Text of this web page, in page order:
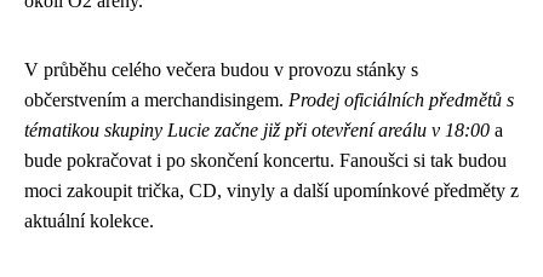
V průběhu celého večera budou v provozu stánky s
občerstvením a merchandisingem. Prodej oficiálních předmětů s
tématikou skupiny Lucie začne již při otevření areálu v 18:00 a
bude pokračovat i po skončení koncertu. Fanoušci si tak budou
moci zakoupit trička, CD, vinyly a další upomínkové předměty z
aktuální kolekce.